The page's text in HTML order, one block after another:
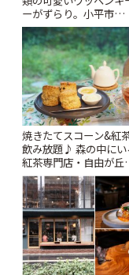
ーがずらり。小平市
「Kimamaya T&K」 |
ぷ
焼きたてスコーン&紅
飲み放題♪ 森の中にい
紅茶専門店・自由が丘
「YOTSUBA TEA」で
時間 | ことりっぷ